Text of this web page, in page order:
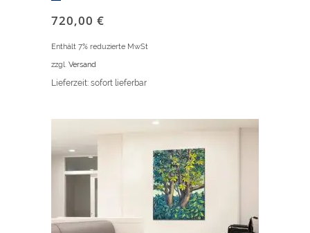
720,00 €
Enthält 7% reduzierte MwSt
zzgl. Versand
Lieferzeit: sofort lieferbar